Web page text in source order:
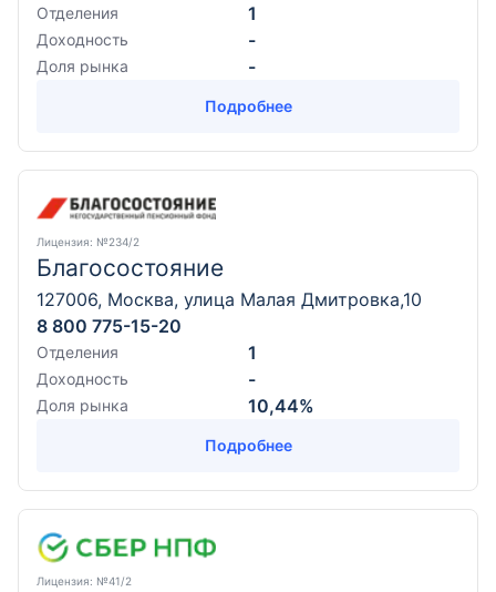
Отделения 1
Доходность -
Доля рынка -
Подробнее
Лицензия: №234/2
Благосостояние
127006, Москва, улица Малая Дмитровка,10
8 800 775-15-20
Отделения 1
Доходность -
Доля рынка 10,44%
Подробнее
Лицензия: №41/2